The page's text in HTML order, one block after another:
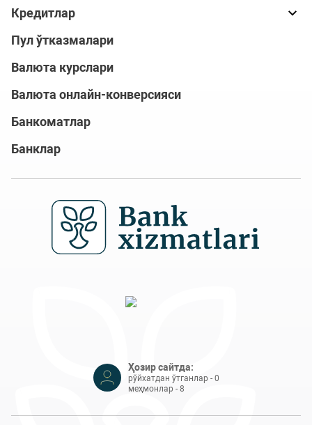
Кредитлар
Пул ўтказмалари
Валюта курслари
Валюта онлайн-конверсияси
Банкоматлар
Банклар
Ҳозир сайтда:
рўйхатдан ўтганлар - 0
меҳмонлар - 8